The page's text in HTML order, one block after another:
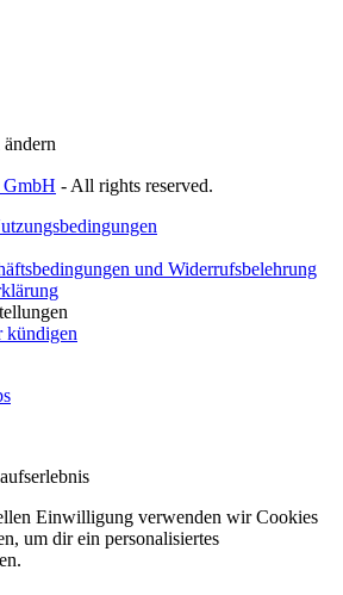
GmbH - All rights reserved.
und Widerrufsbelehrung
kündigen
Einwilligung verwenden wir Cookies
um dir ein personalisiertes